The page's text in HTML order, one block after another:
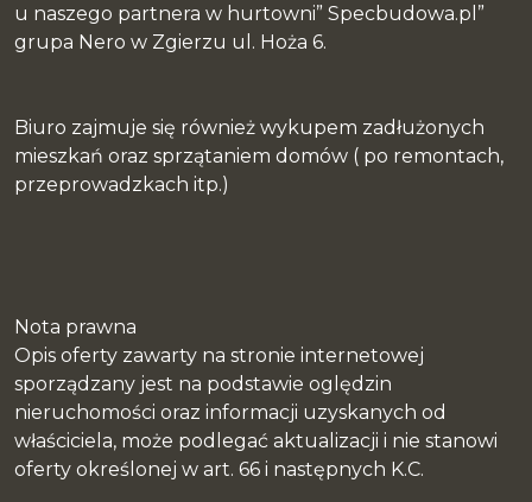
u naszego partnera w hurtowni” Specbudowa.pl”
grupa Nero w Zgierzu ul. Hoża 6.
Biuro zajmuje się również wykupem zadłużonych
mieszkań oraz sprzątaniem domów ( po remontach,
przeprowadzkach itp.)
Nota prawna
Opis oferty zawarty na stronie internetowej
sporządzany jest na podstawie oględzin
nieruchomości oraz informacji uzyskanych od
właściciela, może podlegać aktualizacji i nie stanowi
oferty określonej w art. 66 i następnych K.C.